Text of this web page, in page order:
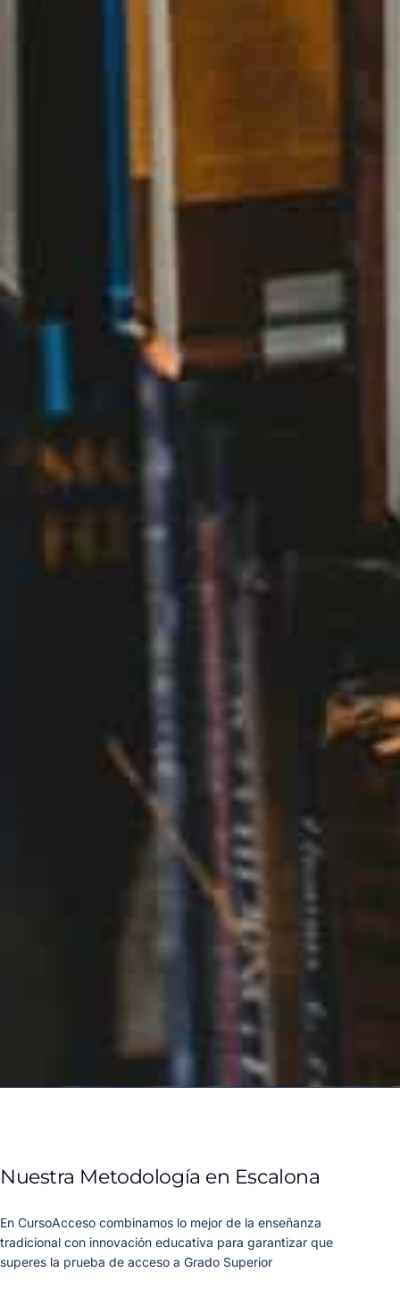
Nuestra Metodología en Escalona
En CursoAcceso combinamos lo mejor de la enseñanza
tradicional con innovación educativa para garantizar que
superes la prueba de acceso a Grado Superior